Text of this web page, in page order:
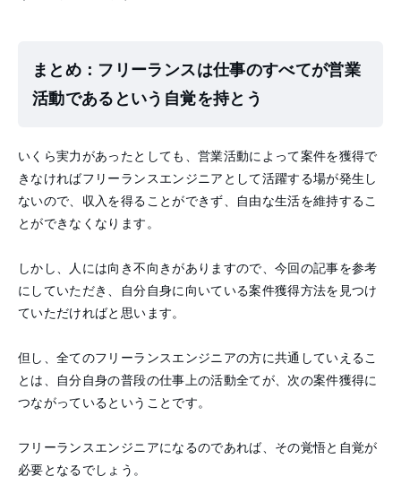
まとめ：フリーランスは仕事のすべてが営業
活動であるという自覚を持とう
いくら実力があったとしても、営業活動によって案件を獲得で
きなければフリーランスエンジニアとして活躍する場が発生し
ないので、収入を得ることができず、自由な生活を維持するこ
とができなくなります。
しかし、人には向き不向きがありますので、今回の記事を参考
にしていただき、自分自身に向いている案件獲得方法を見つけ
ていただければと思います。
但し、全てのフリーランスエンジニアの方に共通していえるこ
とは、自分自身の普段の仕事上の活動全てが、次の案件獲得に
つながっているということです。
フリーランスエンジニアになるのであれば、その覚悟と自覚が
必要となるでしょう。